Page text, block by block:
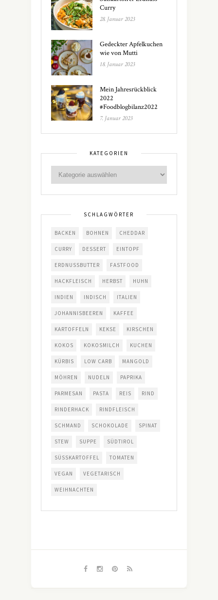
Curry
28. Januar 2023
Gedeckter Apfelkuchen
wie von Mutti
18. Januar 2023
Mein Jahresrückblick
2022
#Foodblogbilanz2022
7. Januar 2023
KATEGORIEN
SCHLAGWÖRTER
BACKEN BOHNEN CHEDDAR
CURRY DESSERT EINTOPF
ERDNUSSBUTTER FASTFOOD
HACKFLEISCH HERBST HUHN
INDIEN INDISCH ITALIEN
JOHANNISBEEREN KAFFEE
KARTOFFELN KEKSE KIRSCHEN
KOKOS KOKOSMILCH KUCHEN
KÜRBIS LOW CARB MANGOLD
MÖHREN NUDELN PAPRIKA
PARMESAN PASTA REIS RIND
RINDERHACK RINDFLEISCH
SCHMAND SCHOKOLADE SPINAT
STEW SUPPE SÜDTIROL
SÜSSKARTOFFEL TOMATEN
VEGAN VEGETARISCH
WEIHNACHTEN